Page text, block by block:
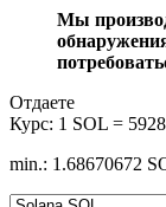
Мы
Отдаете
Курс: 1 SOL =
min.: 1.68670672